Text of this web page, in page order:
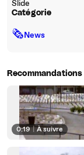
Slide
Catégorie
🗞News
Recommandations
0:19 | À suivre